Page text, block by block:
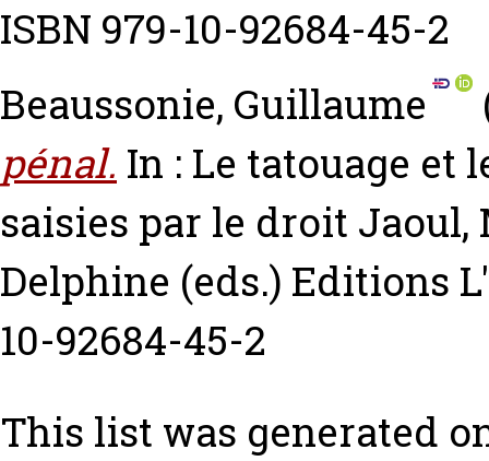
ISBN 979-10-92684-45-2
Beaussonie, Guillaume
pénal. In : Le tatouage et
saisies par le droit Jaoul,
Delphine (eds.) Editions
10-92684-45-2
This list was generated